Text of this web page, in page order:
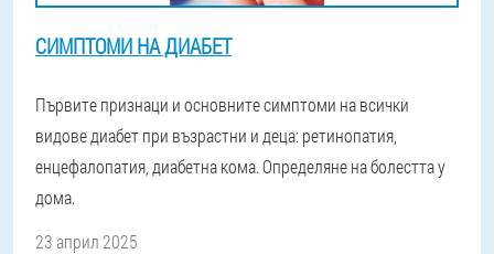
СИМПТОМИ НА ДИАБЕТ
Първите признаци и основните симптоми на всички
видове диабет при възрастни и деца: ретинопатия,
енцефалопатия, диабетна кома. Определяне на болестта у
дома.
23 април 2025